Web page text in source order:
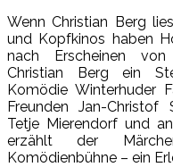
Wenn Christian Berg
und Kopfkinos haben
nach Erscheinen von
Christian Berg ein
Komödie Winterhuder
Freunden Jan-Christof
Tetje Mierendorf und
erzählt der
Komödienbühne – ein